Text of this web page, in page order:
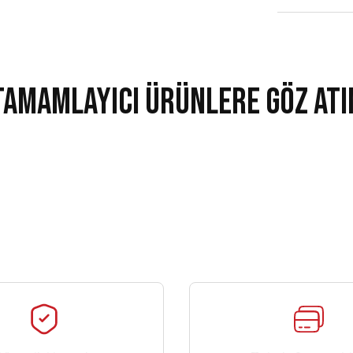
Ürünlere Göz
Line Mont Siyah Hummel Line Milli Takım Yağmurluk